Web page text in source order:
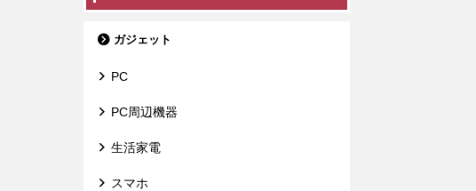
ガジェット
PC
PC周辺機器
生活家電
スマホ